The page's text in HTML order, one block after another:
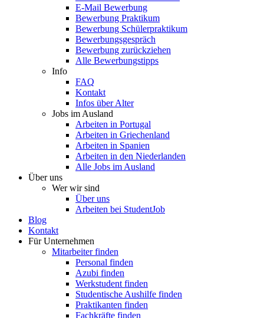
E-Mail Bewerbung
Bewerbung Praktikum
Bewerbung Schülerpraktikum
Bewerbungsgespräch
Bewerbung zurückziehen
Alle Bewerbungstipps
Info
FAQ
Kontakt
Infos über Alter
Jobs im Ausland
Arbeiten in Portugal
Arbeiten in Griechenland
Arbeiten in Spanien
Arbeiten in den Niederlanden
Alle Jobs im Ausland
Über uns
Wer wir sind
Über uns
Arbeiten bei StudentJob
Blog
Kontakt
Für Unternehmen
Mitarbeiter finden
Personal finden
Azubi finden
Werkstudent finden
Studentische Aushilfe finden
Praktikanten finden
Fachkräfte finden